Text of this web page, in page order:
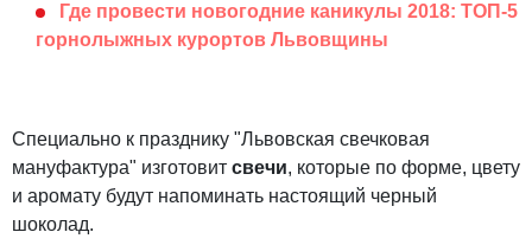
Где провести новогодние каникулы 2018: ТОП-5
горнолыжных курортов Львовщины
Специально к празднику "Львовская свечковая
мануфактура" изготовит свечи, которые по форме, цвету
и аромату будут напоминать настоящий черный
шоколад.